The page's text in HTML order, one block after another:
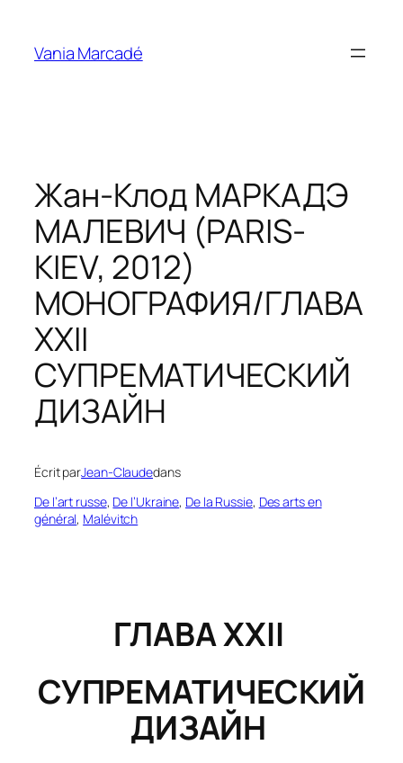
contenu
Vania Marcadé
Жан-Клод МАРКАДЭ
МАЛЕВИЧ (PARIS-
KIEV, 2012)
МОНОГРАФИЯ/ГЛАВА
XXII
СУПРЕМАТИЧЕСКИЙ
ДИЗАЙН
Écrit parJean-Claudedans
De l’art russe, De l’Ukraine, De la Russie, Des arts en
général, Malévitch
ГЛАВА XXII
СУПРЕМАТИЧЕСКИЙ
ДИЗАЙН